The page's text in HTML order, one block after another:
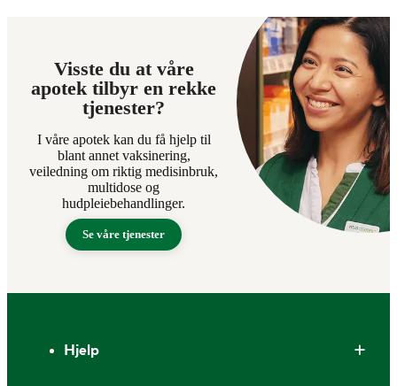
Visste du at våre
apotek tilbyr en rekke
tjenester?
I våre apotek kan du få hjelp til
blant annet vaksinering,
veiledning om riktig medisinbruk,
multidose og
hudpleiebehandlinger.
Se våre tjenester
Hjelp